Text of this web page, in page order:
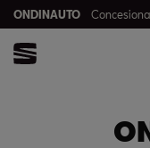
ONDINAUTO